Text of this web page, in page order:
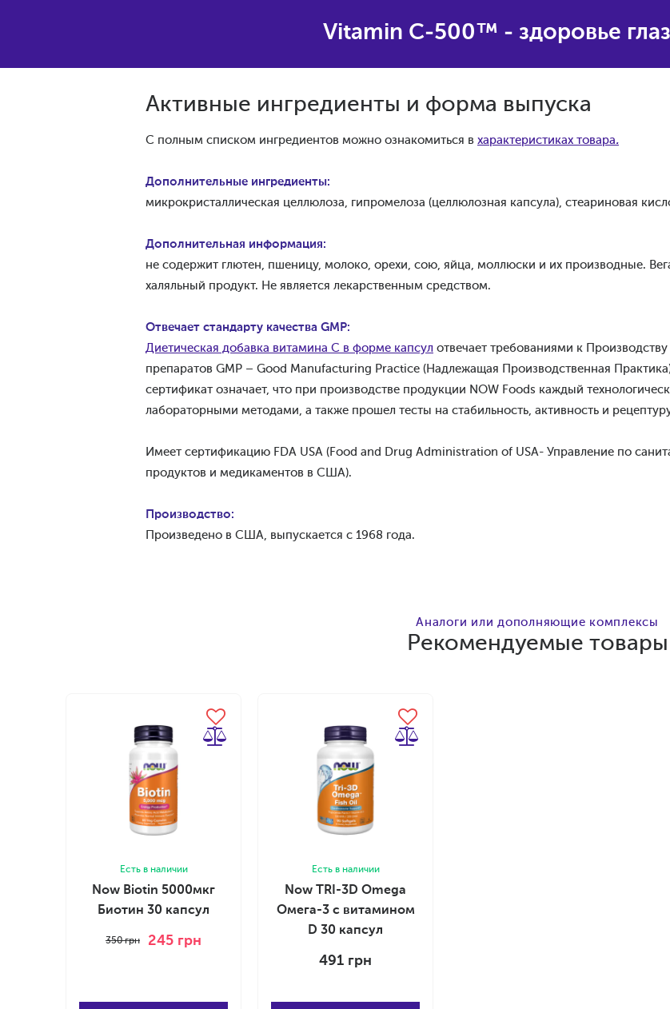
Vitamin С-500™ - здоровье
Активные ингредиенты и форма выпуска
С полным списком ингредиентов можно ознакомиться в характеристиках товара.
Дополнительные ингредиенты:
микрокристаллическая целлюлоза, гипромелоза (целлюлозная капсула), стеариновая
Дополнительная информация:
не содержит глютен, пшеницу, молоко, орехи, сою, яйца, моллюски и их производные.
халяльный продукт. Не является лекарственным средством.
Отвечает стандарту качества GMP:
Диетическая добавка витамина С в форме капсул отвечает требованиями к
препаратов GMP – Good Manufacturing Practice (Надлежащая Производственная
сертификат означает, что при производстве продукции NOW Foods каждый
лабораторными методами, а также прошел тесты на стабильность, активность и
Имеет сертификацию FDA USA (Food and Drug Administration of USA- Управление по
продуктов и медикаментов в США).
Производство:
Произведено в США, выпускается с 1968 года.
Аналоги или дополняющие комплексы
Рекомендуемые товары
Есть в наличии
Now Biotin 5000мкг
Биотин 30 капсул
350грн 245 грн
Есть в наличии
Now TRI-3D Оmega
Омега-3 с витамином
D 30 капсул
491 грн